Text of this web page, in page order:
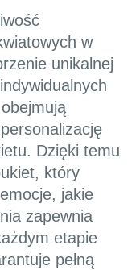
w
unikalnej
Dzięki temu
który
jakie
zapewnia
etapie
pełną